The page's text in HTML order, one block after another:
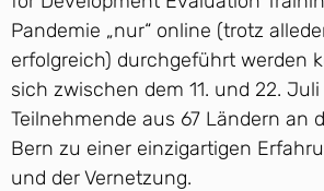
Pandemie „nur“ online (trotz
erfolgreich) durchgeführt werden
sich zwischen dem 11. und 22. Juli
Teilnehmende aus 67 Ländern an
Bern zu einer einzigartigen
und der Vernetzung.